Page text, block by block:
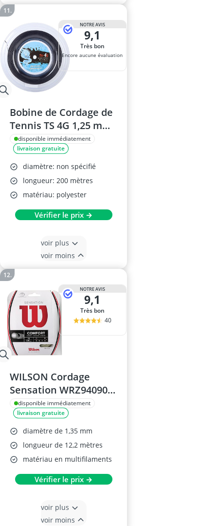
NOTRE AVIS
9,1
Très bon
Encore aucune évaluation
Bobine de Cordage de
Tennis TS 4G 1,25 mm
200 m
disponible immédiatement
livraison gratuite
diamètre: non spécifié
longueur: 200 mètres
matériau: polyester
Vérifier le prix →
voir plus
voir moins
NOTRE AVIS
9,1
Très bon
40
WILSON Cordage
Sensation WRZ940900,
1,35 mm
disponible immédiatement
livraison gratuite
diamètre de 1,35 mm
longueur de 12,2 mètres
matériau en multifilaments
Vérifier le prix →
voir plus
voir moins